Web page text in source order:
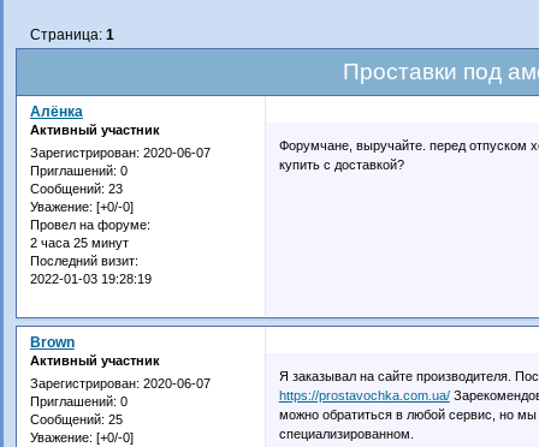
Проставки под
Страница: 1
Алёнка
Активный участник
Зарегистрирован: 2020-06-07
Приглашений: 0
Сообщений: 23
Уважение: [+0/-0]
Провел на форуме:
2 часа 25 минут
Последний визит:
2022-01-03 19:28:19
Форумчане, выручайте. перед отпуском
купить с доставкой?
Brown
Активный участник
Зарегистрирован: 2020-06-07
Приглашений: 0
Сообщений: 25
Уважение: [+0/-0]
Я заказывал на сайте производителя.
https://prostavochka.com.ua/
можно обратиться в любой сервис, но мы
специализированном.